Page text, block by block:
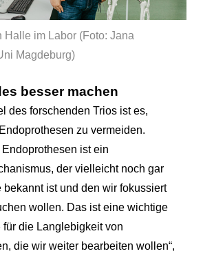
Halle im Labor (Foto: Jana
Magdeburg)
besser machen
des forschenden Trios ist es,
zu vermeiden.
Endoprothesen ist ein
der vielleicht noch gar
bekannt ist und den wir fokussiert
wollen. Das ist eine wichtige
für die Langlebigkeit von
die wir weiter bearbeiten wollen“,